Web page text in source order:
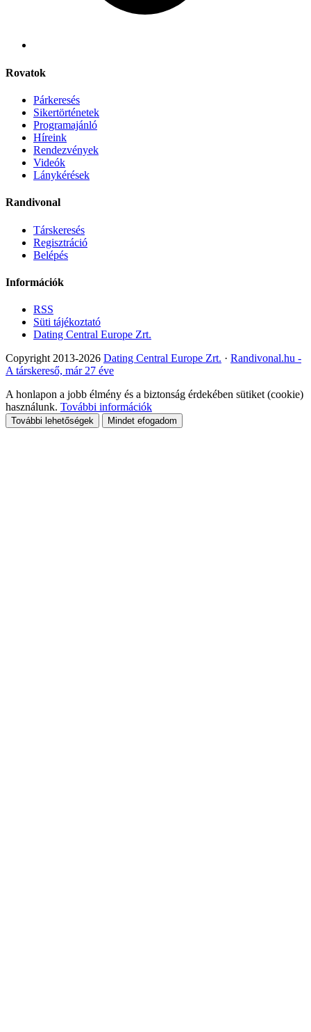
Rovatok
Párkeresés
Sikertörténetek
Programajánló
Híreink
Rendezvények
Videók
Lánykérések
Randivonal
Társkeresés
Regisztráció
Belépés
Információk
RSS
Süti tájékoztató
Dating Central Europe Zrt.
Copyright 2013-2026 Dating Central Europe Zrt. · Randivonal.hu -
A társkereső, már 27 éve
A honlapon a jobb élmény és a biztonság érdekében sütiket (cookie)
használunk. További információk
További lehetőségek Mindet efogadom